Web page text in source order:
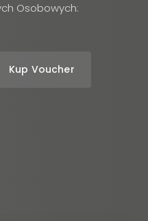
Osobowych:
Kup Voucher